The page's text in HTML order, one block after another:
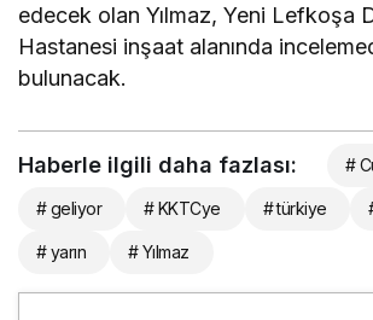
edecek olan Yılmaz, Yeni Lefkoşa
Hastanesi inşaat alanında
bulunacak.
Haberle ilgili daha fazlası: #
# geliyor # KKTCye # türkiye
# yarın # Yılmaz